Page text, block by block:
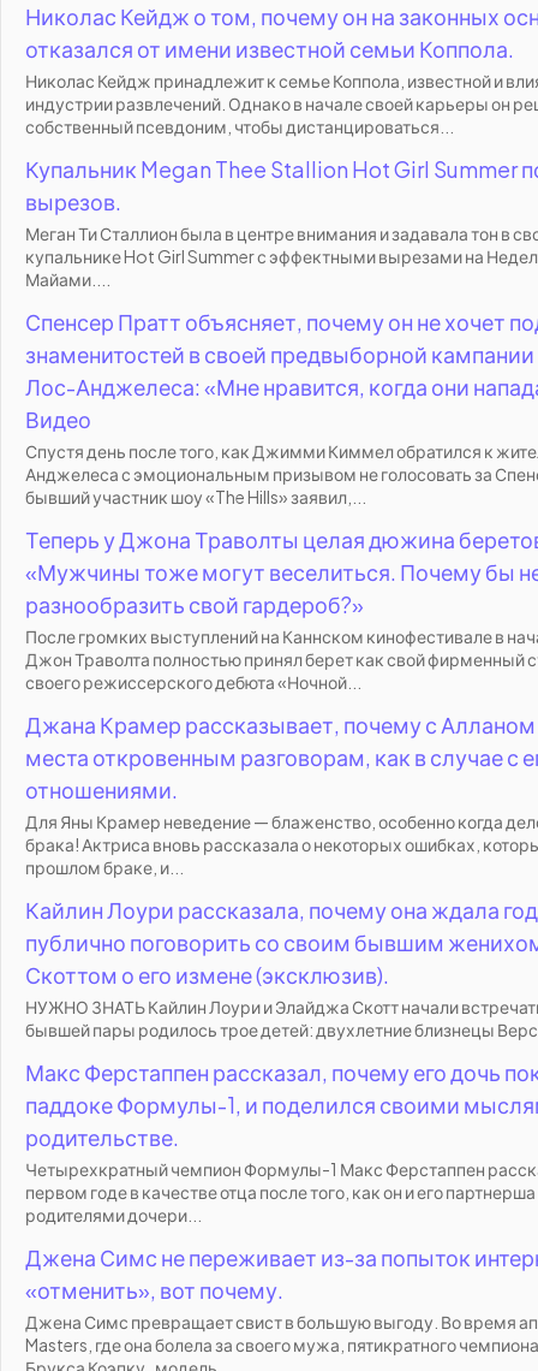
Николас Кейдж о том, почему он на законных
отказался от имени известной семьи Коппола.
Николас Кейдж принадлежит к семье Коппола, известной и
индустрии развлечений. Однако в начале своей карьеры он
собственный псевдоним, чтобы дистанцироваться...
Купальник Megan Thee Stallion Hot Girl Summer
вырезов.
Меган Ти Сталлион была в центре внимания и задавала тон в
купальнике Hot Girl Summer с эффектными вырезами на
Майами....
Спенсер Пратт объясняет, почему он не хочет
знаменитостей в своей предвыборной
Лос-Анджелеса: «Мне нравится, когда они
Видео
Спустя день после того, как Джимми Киммел обратился к
Анджелеса с эмоциональным призывом не голосовать за
бывший участник шоу «The Hills» заявил,...
Теперь у Джона Траволты целая дюжина
«Мужчины тоже могут веселиться. Почему бы
разнообразить свой гардероб?»
После громких выступлений на Каннском кинофестивале в
Джон Траволта полностью принял берет как свой фирменный
своего режиссерского дебюта «Ночной...
Джана Крамер рассказывает, почему с
места откровенным разговорам, как в случае с
отношениями.
Для Яны Крамер неведение — блаженство, особенно когда
брака! Актриса вновь рассказала о некоторых ошибках,
прошлом браке, и...
Кайлин Лоури рассказала, почему она ждала
публично поговорить со своим бывшим
Скоттом о его измене (эксклюзив).
НУЖНО ЗНАТЬ Кайлин Лоури и Элайджа Скотт начали
бывшей пары родилось трое детей: двухлетние близнецы
Макс Ферстаппен рассказал, почему его дочь
паддоке Формулы-1, и поделился своими
родительстве.
Четырехкратный чемпион Формулы-1 Макс Ферстаппен
первом годе в качестве отца после того, как он и его
родителями дочери...
Джена Симс не переживает из-за попыток
«отменить», вот почему.
Джена Симс превращает свист в большую выгоду. Во время
Masters, где она болела за своего мужа, пятикратного